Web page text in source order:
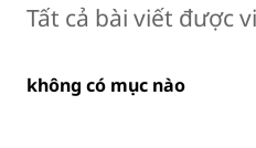
Tất cả bài viết được
không có mục nào